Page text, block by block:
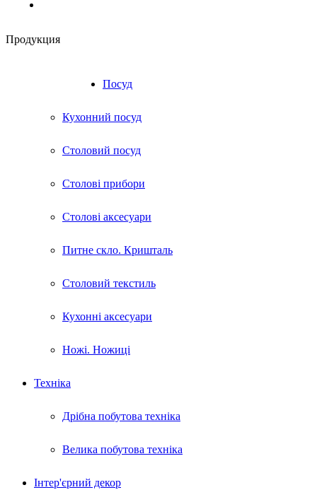
Продукция
Посуд
Кухонний посуд
Столовий посуд
Столові прибори
Столові аксесуари
Питне скло. Кришталь
Столовий текстиль
Кухонні аксесуари
Ножі. Ножиці
Техніка
Дрібна побутова техніка
Велика побутова техніка
Інтер'єрний декор